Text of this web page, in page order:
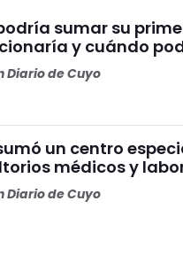
sumar su
y cuándo
Diario de Cuyo
un centro
médicos y
Diario de Cuyo